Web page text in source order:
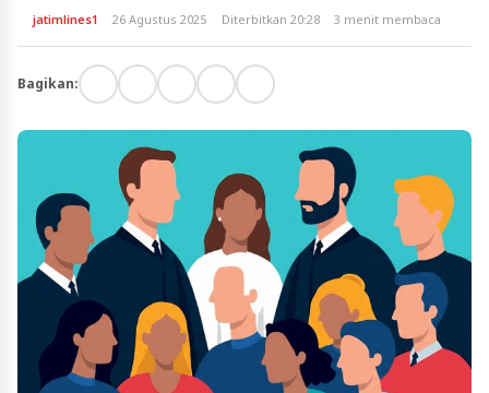
jatimlines1 26 Agustus 2025 Diterbitkan 20:28 3 menit membaca
Bagikan: